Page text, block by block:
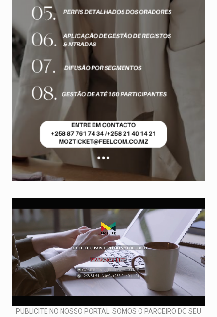
PUBLICITE NO NOSSO PORTAL: SOMOS O PARCEIRO DO SEU